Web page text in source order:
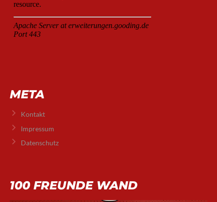
META
Kontakt
Impressum
Datenschutz
100 FREUNDE WAND